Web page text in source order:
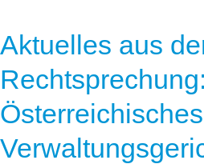
Aktuelles aus
Rechtsprechung:
Österreichisches